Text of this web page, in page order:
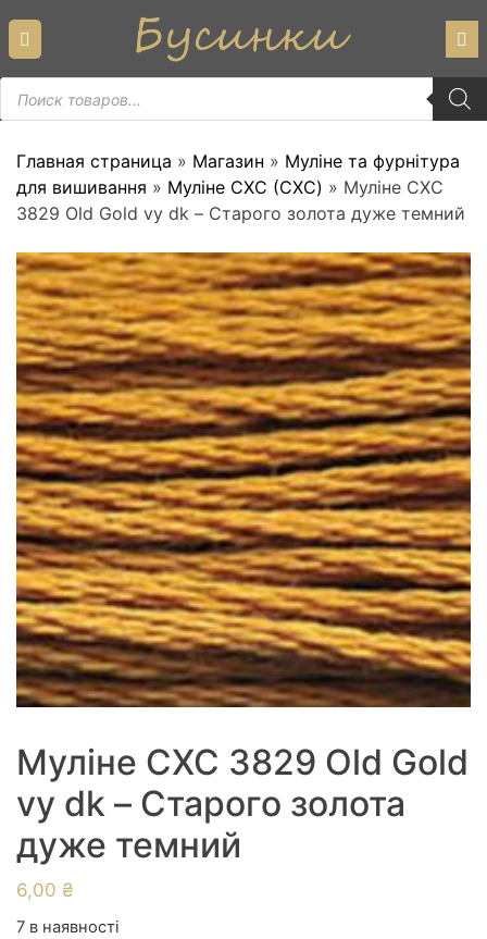
content
Пошук
товарів
Главная страница » Магазин » Муліне та фурнітура
для вишивання » Муліне СХС (CXC) » Муліне СХС
3829 Old Gold vy dk – Старого золота дуже темний
Муліне СХС 3829 Old Gold
vy dk – Старого золота
дуже темний
6,00 ₴
7 в наявності